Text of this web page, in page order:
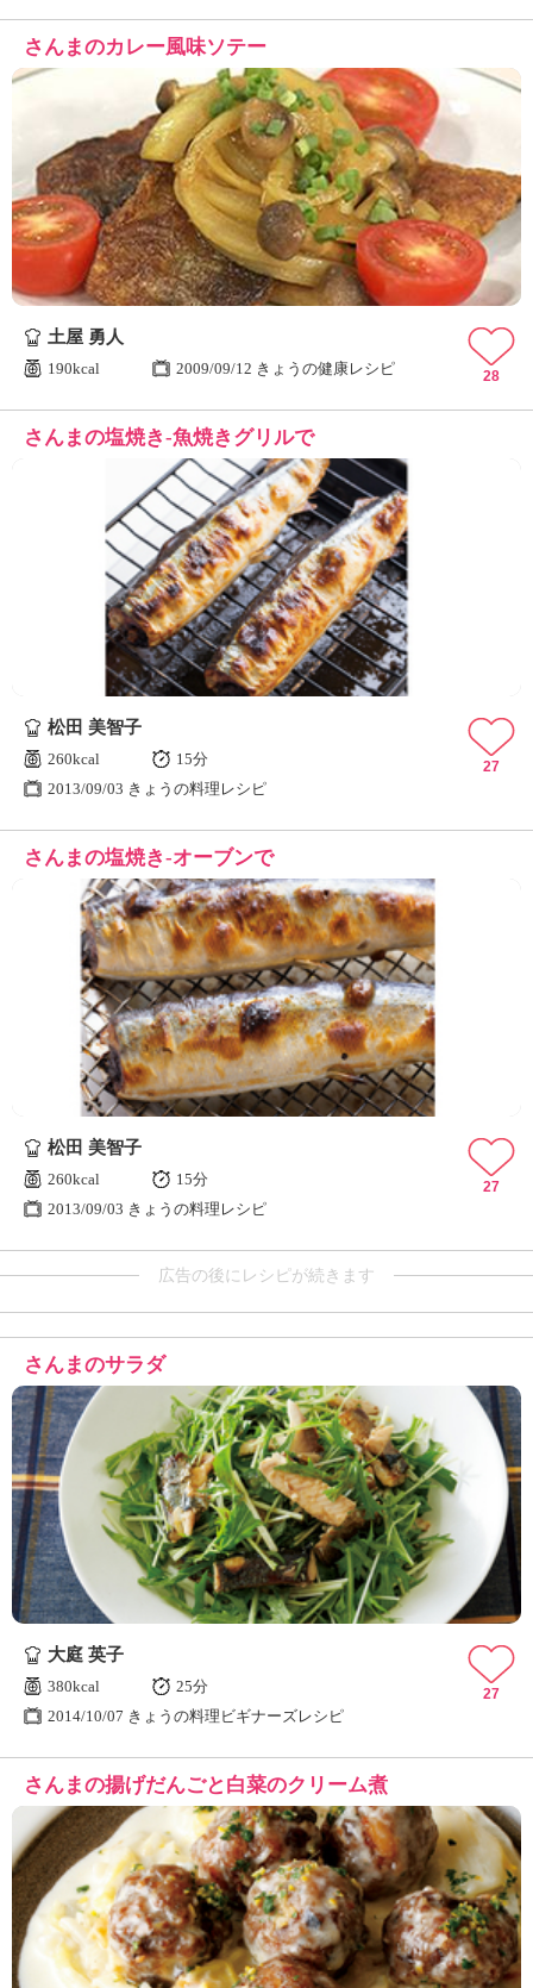
さんまのカレー風味ソテー
土屋 勇人
190kcal 2009/09/12 きょうの健康レシピ 28
さんまの塩焼き-魚焼きグリルで
松田 美智子
260kcal
15分
2013/09/03 きょうの料理レシピ
27
さんまの塩焼き-オーブンで
松田 美智子
260kcal
15分
2013/09/03 きょうの料理レシピ
27
広告の後にレシピが続きます
さんまのサラダ
大庭 英子
380kcal
25分
2014/10/07 きょうの料理ビギナーズレシピ
27
さんまの揚げだんごと白菜のクリーム煮